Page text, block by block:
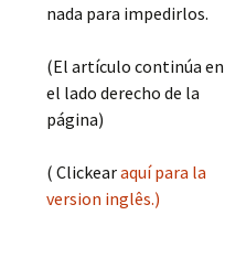
nada para impedirlos.
(El artículo continúa en
el lado derecho de la
página)
( Clickearaquí para la
version inglês.)